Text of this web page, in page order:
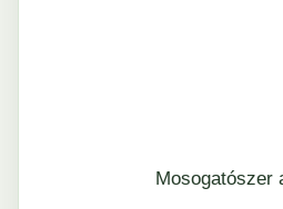
Mosogatószer